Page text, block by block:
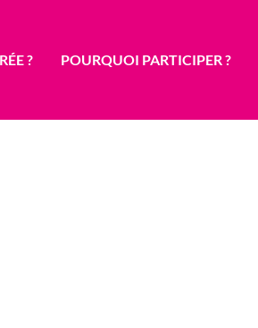
? POURQUOI PARTICIPER ?